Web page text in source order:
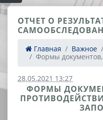
ОТЧЕТ О
Главная Важное
Формы документов,
28.05.2021 13:27
ФОРМЫ